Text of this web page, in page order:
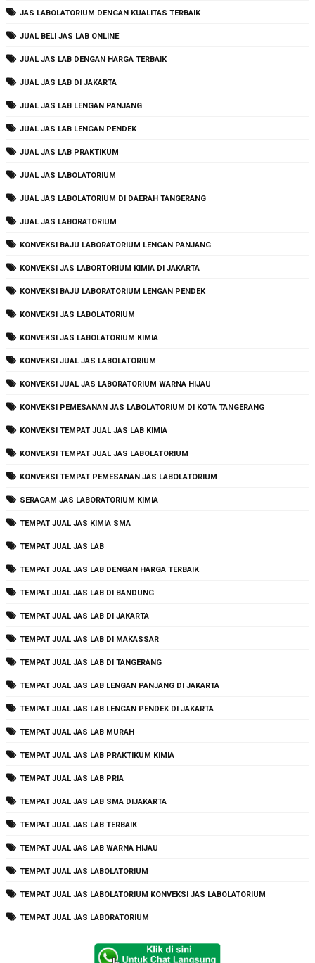
JAS LABOLATORIUM DENGAN KUALITAS TERBAIK
JUAL BELI JAS LAB ONLINE
JUAL JAS LAB DENGAN HARGA TERBAIK
JUAL JAS LAB DI JAKARTA
JUAL JAS LAB LENGAN PANJANG
JUAL JAS LAB LENGAN PENDEK
JUAL JAS LAB PRAKTIKUM
JUAL JAS LABOLATORIUM
JUAL JAS LABOLATORIUM DI DAERAH TANGERANG
JUAL JAS LABORATORIUM
KONVEKSI BAJU LABORATORIUM LENGAN PANJANG
KONVEKSI JAS LABORTORIUM KIMIA DI JAKARTA
KONVEKSI BAJU LABORATORIUM LENGAN PENDEK
KONVEKSI JAS LABOLATORIUM
KONVEKSI JAS LABOLATORIUM KIMIA
KONVEKSI JUAL JAS LABOLATORIUM
KONVEKSI JUAL JAS LABORATORIUM WARNA HIJAU
KONVEKSI PEMESANAN JAS LABOLATORIUM DI KOTA TANGERANG
KONVEKSI TEMPAT JUAL JAS LAB KIMIA
KONVEKSI TEMPAT JUAL JAS LABOLATORIUM
KONVEKSI TEMPAT PEMESANAN JAS LABOLATORIUM
SERAGAM JAS LABORATORIUM KIMIA
TEMPAT JUAL JAS KIMIA SMA
TEMPAT JUAL JAS LAB
TEMPAT JUAL JAS LAB DENGAN HARGA TERBAIK
TEMPAT JUAL JAS LAB DI BANDUNG
TEMPAT JUAL JAS LAB DI JAKARTA
TEMPAT JUAL JAS LAB DI MAKASSAR
TEMPAT JUAL JAS LAB DI TANGERANG
TEMPAT JUAL JAS LAB LENGAN PANJANG DI JAKARTA
TEMPAT JUAL JAS LAB LENGAN PENDEK DI JAKARTA
TEMPAT JUAL JAS LAB MURAH
TEMPAT JUAL JAS LAB PRAKTIKUM KIMIA
TEMPAT JUAL JAS LAB PRIA
TEMPAT JUAL JAS LAB SMA DIJAKARTA
TEMPAT JUAL JAS LAB TERBAIK
TEMPAT JUAL JAS LAB WARNA HIJAU
TEMPAT JUAL JAS LABOLATORIUM
TEMPAT JUAL JAS LABOLATORIUM KONVEKSI JAS LABOLATORIUM
TEMPAT JUAL JAS LABORATORIUM